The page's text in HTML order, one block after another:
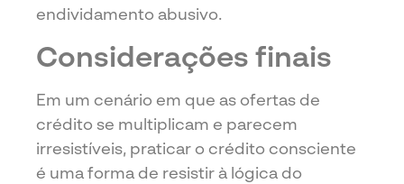
endividamento abusivo.
Considerações finais
Em um cenário em que as ofertas de
crédito se multiplicam e parecem
irresistíveis, praticar o crédito consciente
é uma forma de resistir à lógica do